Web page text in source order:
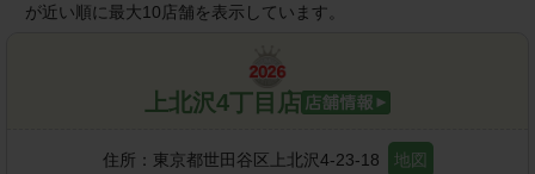
が近い順に最大10店舗を表示しています。
上北沢4丁目店
住所： 東京都世田谷区上北沢4-23-18 地図